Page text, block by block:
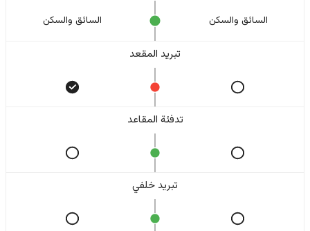
السائق والسکن السائق والسکن
تبريد المقعد
تدفئة المقاعد
تبريد خلفي